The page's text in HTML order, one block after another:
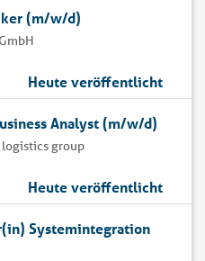
(m/w/d)
Heute veröffentlicht
Analyst (m/w/d)
logistics group
Heute veröffentlicht
Systemintegration